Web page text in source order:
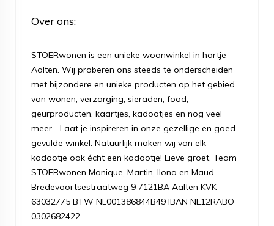
Over ons:
STOERwonen is een unieke woonwinkel in hartje
Aalten. Wij proberen ons steeds te onderscheiden
met bijzondere en unieke producten op het gebied
van wonen, verzorging, sieraden, food,
geurproducten, kaartjes, kadootjes en nog veel
meer... Laat je inspireren in onze gezellige en goed
gevulde winkel. Natuurlijk maken wij van elk
kadootje ook écht een kadootje! Lieve groet, Team
STOERwonen Monique, Martin, Ilona en Maud
Bredevoortsestraatweg 9 7121BA Aalten KVK
63032775 BTW NL001386844B49 IBAN NL12RABO
0302682422